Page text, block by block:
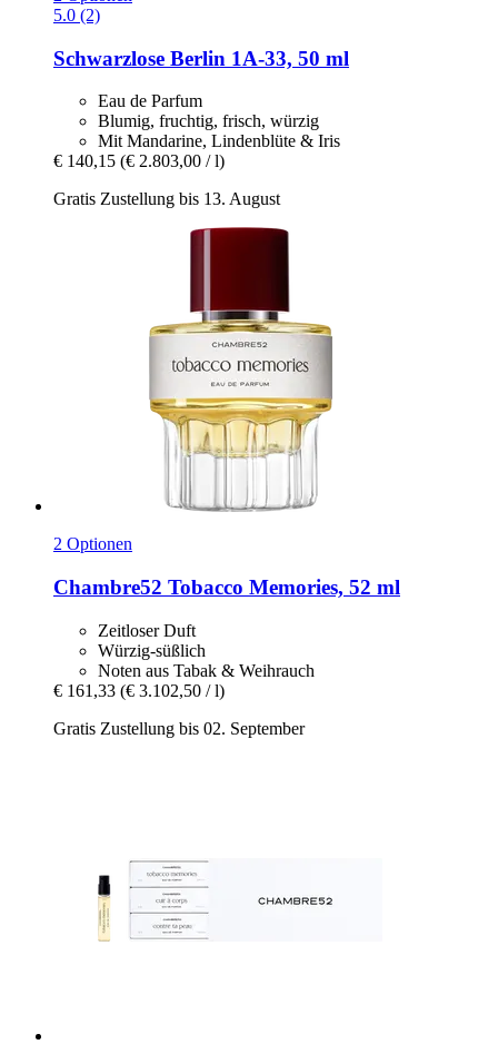
5.0 (2)
Schwarzlose Berlin 1A-​33, 50 ml
Eau de Parfum
Blumig, fruchtig, frisch, würzig
Mit Mandarine, Lindenblüte & Iris
€ 140,15 (€ 2.803,00 / l)
Gratis Zustellung bis 13. August
2 Optionen
Chambre52 Tobacco Memories, 52 ml
Zeitloser Duft
Würzig-süßlich
Noten aus Tabak & Weihrauch
€ 161,33 (€ 3.102,50 / l)
Gratis Zustellung bis 02. September